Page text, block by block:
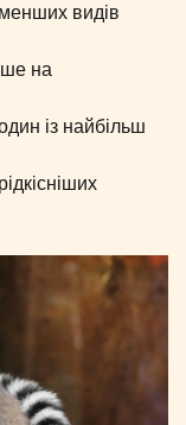
видів
на
із найбільш